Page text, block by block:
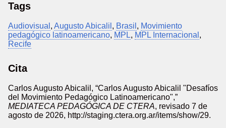
Tags
Audiovisual , Augusto Abicalil , Brasil , Movimiento
pedagógico latinoamericano, MPL, MPL Internacional ,
Recife
Cita
Carlos Augusto Abicalil, “Carlos Augusto Abicalil "Desafíos
del Movimiento Pedagógico Latinoamericano",”
MEDIATECA PEDAGÓGICA DE CTERA, revisado 7 de
agosto de 2026, http://staging.ctera.org.ar/items/show/29.